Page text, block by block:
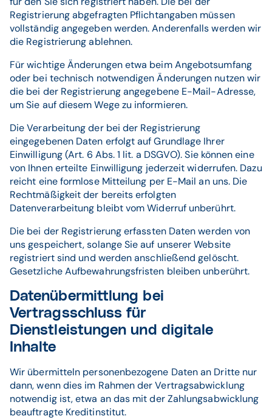
Registrierung abgefragten Pflichtangaben müssen
vollständig angegeben werden. Anderenfalls werden wir
die Registrierung ablehnen.
Für wichtige Änderungen etwa beim Angebotsumfang
oder bei technisch notwendigen Änderungen nutzen wir
die bei der Registrierung angegebene E-Mail-Adresse,
um Sie auf diesem Wege zu informieren.
Die Verarbeitung der bei der Registrierung
eingegebenen Daten erfolgt auf Grundlage Ihrer
Einwilligung (Art. 6 Abs. 1 lit. a DSGVO). Sie können eine
von Ihnen erteilte Einwilligung jederzeit widerrufen. Dazu
reicht eine formlose Mitteilung per E-Mail an uns. Die
Rechtmäßigkeit der bereits erfolgten
Datenverarbeitung bleibt vom Widerruf unberührt.
Die bei der Registrierung erfassten Daten werden von
uns gespeichert, solange Sie auf unserer Website
registriert sind und werden anschließend gelöscht.
Gesetzliche Aufbewahrungsfristen bleiben unberührt.
Datenübermittlung bei
Vertragsschluss für
Dienstleistungen und digitale
Inhalte
Wir übermitteln personenbezogene Daten an Dritte nur
dann, wenn dies im Rahmen der Vertragsabwicklung
notwendig ist, etwa an das mit der Zahlungsabwicklung
beauftragte Kreditinstitut.